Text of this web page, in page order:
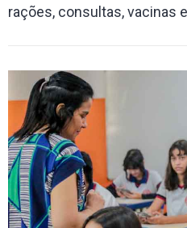
rações, consultas, vacinas